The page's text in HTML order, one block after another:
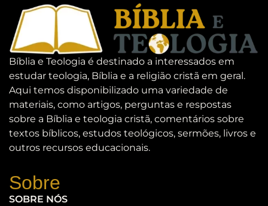
Bíblia e Teologia é destinado a interessados em
estudar teologia, Bíblia e a religião cristã em geral.
Aqui temos disponibilizado uma variedade de
materiais, como artigos, perguntas e respostas
sobre a Bíblia e teologia cristã, comentários sobre
textos bíblicos, estudos teológicos, sermões, livros e
outros recursos educacionais.
Sobre
SOBRE NÓS